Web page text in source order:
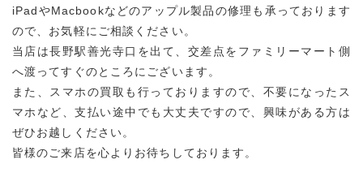
iPadやMacbookなどのアップル製品の修理も承っております
ので、お気軽にご相談ください。
当店は長野駅善光寺口を出て、交差点をファミリーマート側
へ渡ってすぐのところにございます。
また、スマホの買取も行っておりますので、不要になったス
マホなど、支払い途中でも大丈夫ですので、興味がある方は
ぜひお越しください。
皆様のご来店を心よりお待ちしております。